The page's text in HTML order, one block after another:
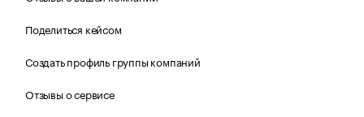
Поделиться кейсом
Создать профиль группы компаний
Отзывы о сервисе